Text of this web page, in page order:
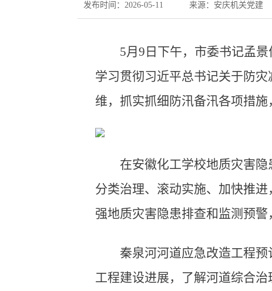
发布时间：2026-05-11 来源：安庆机关党建
5月9日下午，市委书记孟
学习贯彻习近平总书记关于防
维，抓实抓细防汛备汛各项措施
在安徽化工学校地质灾害
分类治理、滚动实施、加快推
强地质灾害隐患排查和监测预警
秦泉河河道应急改造工程
工程建设进展，了解河道综合